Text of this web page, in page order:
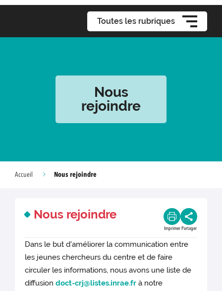
Toutes les rubriques
Nous
rejoindre
Accueil Nous rejoindre
Nous rejoindre
Imprimer Partager
Dans le but d'améliorer la communication entre
les jeunes chercheurs du centre et de faire
circuler les informations, nous avons une liste de
diffusiondoct-crj@listes.inrae.fr à notre